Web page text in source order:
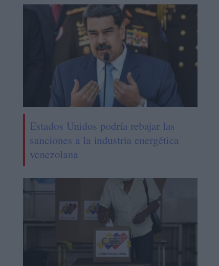
Estados Unidos podría rebajar las
sanciones a la industria energética
venezolana